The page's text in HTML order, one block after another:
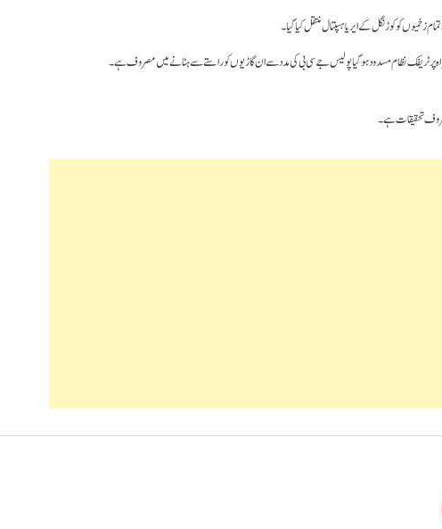
زخمیوں کو کوڑنگل کے ایریا ہسپتال منتقل کیا گیا۔
پر ٹریفک نظام مسدود ہوگیا پولیس جے سی بی کی مدد سے ان گاڑیوں کو راستے سے ہٹانے میں مصروف ہے۔
تحقیقات ہے۔